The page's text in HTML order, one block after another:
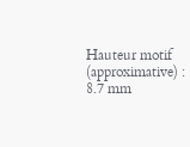
Hauteur motif
(approximative) :
8.7 mm